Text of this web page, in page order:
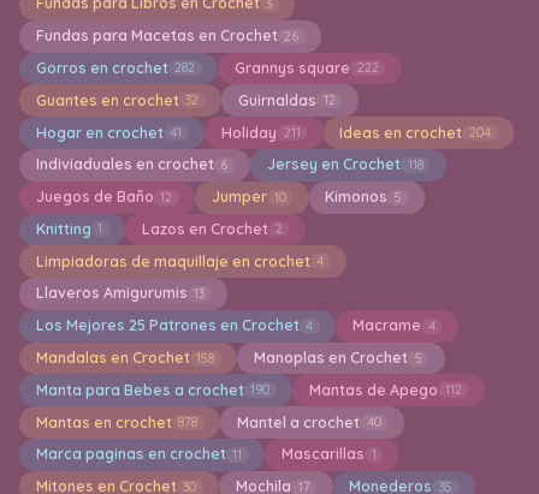
3
Fundas para Macetas en Crochet 26
Gorros en crochet 282 Grannys square 222
Guantes en crochet 32 Guirnaldas 12
Hogar en crochet 41 Holiday 211 Ideas en crochet 204
Indiviaduales en crochet 6 Jersey en Crochet 118
Juegos de Baño 12 Jumper 10 Kimonos 5
Knitting 1 Lazos en Crochet 2
Limpiadoras de maquillaje en crochet 4
Llaveros Amigurumis 13
Los Mejores 25 Patrones en Crochet 4 Macrame 4
Mandalas en Crochet 158 Manoplas en Crochet 5
Manta para Bebes a crochet 190 Mantas de Apego 112
Mantas en crochet 878 Mantel a crochet 40
Marca paginas en crochet 11 Mascarillas 1
Mitones en Crochet 30 Mochila 17 Monederos 35